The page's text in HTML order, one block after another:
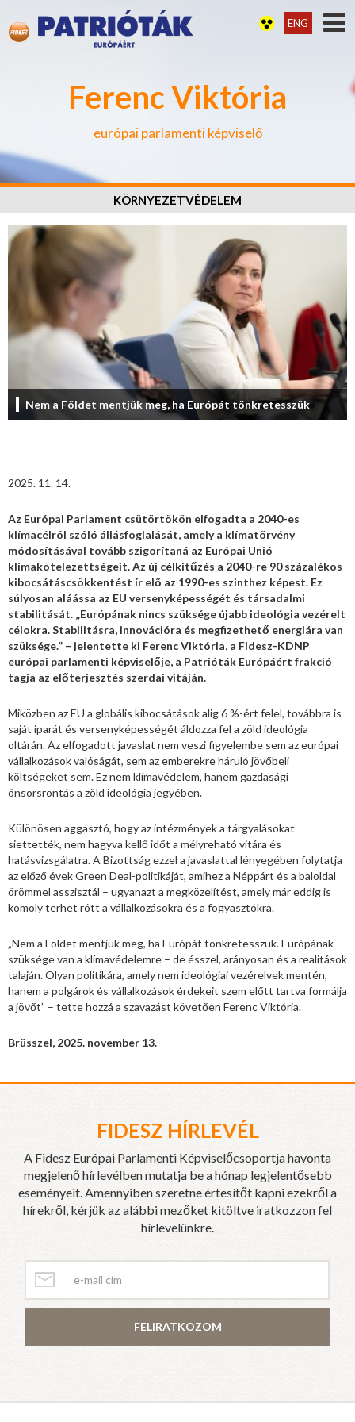
Ferenc Viktória
európai parlamenti képviselő
ENG
KÖRNYEZETVÉDELEM
Nem a Földet mentjük meg, ha Európát tönkretesszük
2025. 11. 14.
Az Európai Parlament csütörtökön elfogadta a 2040-es
klímacélról szóló állásfoglalását, amely a klímatörvény
módosításával tovább szigorítaná az Európai Unió
klímakötelezettségeit. Az új célkitűzés a 2040-re 90 százalékos
kibocsátáscsökkentést ír elő az 1990-es szinthez képest. Ez
súlyosan aláássa az EU versenyképességét és társadalmi
stabilitását. „Európának nincs szüksége újabb ideológia vezérelt
célokra. Stabilitásra, innovációra és megfizethető energiára van
szüksége.” – jelentette ki Ferenc Viktória, a Fidesz-KDNP
európai parlamenti képviselője, a Patrióták Európáért frakció
tagja az előterjesztés szerdai vitáján.
Miközben az EU a globális kibocsátások alig 6 %-ért felel, továbbra is
saját iparát és versenyképességét áldozza fel a zöld ideológia
oltárán. Az elfogadott javaslat nem veszi figyelembe sem az európai
vállalkozások valóságát, sem az emberekre háruló jövőbeli
költségeket sem. Ez nem klímavédelem, hanem gazdasági
önsorsrontás a zöld ideológia jegyében.
Különösen aggasztó, hogy az intézmények a tárgyalásokat
siettették, nem hagyva kellő időt a mélyreható vitára és
hatásvizsgálatra. A Bizottság ezzel a javaslattal lényegében folytatja
az előző évek Green Deal-politikáját, amihez a Néppárt és a baloldal
örömmel asszisztál – ugyanazt a megközelítést, amely már eddig is
komoly terhet rótt a vállalkozásokra és a fogyasztókra.
„Nem a Földet mentjük meg, ha Európát tönkretesszük. Európának
szüksége van a klímavédelemre – de ésszel, arányosan és a realitások
talaján. Olyan politikára, amely nem ideológiai vezérelvek mentén,
hanem a polgárok és vállalkozások érdekeit szem előtt tartva formálja
a jövőt” – tette hozzá a szavazást követően Ferenc Viktória.
Brüsszel, 2025. november 13.
FIDESZ HÍRLEVÉL
A Fidesz Európai Parlamenti Képviselőcsoportja havonta
megjelenő hírlevélben mutatja be a hónap legjelentősebb
eseményeit. Amennyiben szeretne értesítőt kapni ezekről a
hírekről, kérjük az alábbi mezőket kitöltve iratkozzon fel
hírlevelünkre.
FELIRATKOZOM